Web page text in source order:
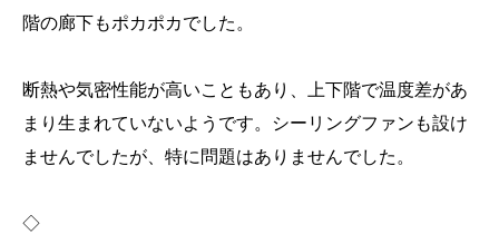
階の廊下もポカポカでした。
断熱や気密性能が高いこともあり、上下階で温度差があ
まり生まれていないようです。シーリングファンも設け
ませんでしたが、特に問題はありませんでした。
◇